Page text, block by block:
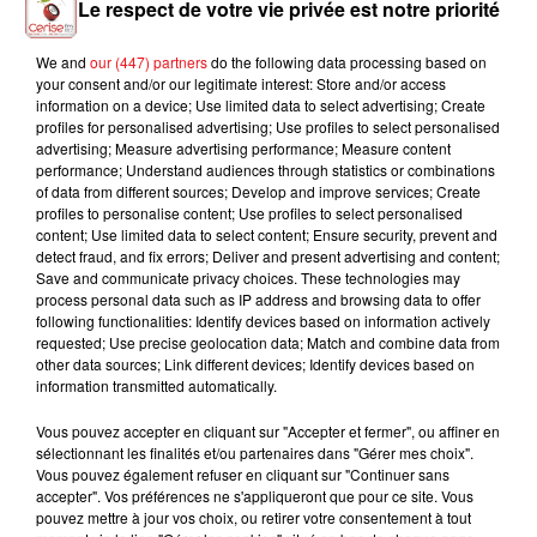
LOST FREQUENCIES
Are You With Me
TEMPER CITY
Self Aware
THE CORRS
Only When I Sleep
L'HOROSCOPE
Bélier Taureau Gémeaux
Le respect de votre vie privée est notre priorité
We and our (447) partnersdo the following data processing based on
your consent and/or our legitimate interest: Store and/or access
information on a device; Use limited data to select advertising; Create
profiles for personalised advertising; Use profiles to select personalised
advertising; Measure advertising performance; Measure content
performance; Understand audiences through statistics or combinations
of data from different sources; Develop and improve services; Create
profiles to personalise content; Use profiles to select personalised
content; Use limited data to select content; Ensure security, prevent and
detect fraud, and fix errors; Deliver and present advertising and content;
Save and communicate privacy choices. These technologies may
process personal data such as IP address and browsing data to offer
following functionalities: Identify devices based on information actively
requested; Use precise geolocation data; Match and combine data from
other data sources; Link different devices; Identify devices based on
information transmitted automatically.
Vous pouvez accepter en cliquant sur "Accepter et fermer", ou affiner en
sélectionnant les finalités et/ou partenaires dans "Gérer mes choix".
Vous pouvez également refuser en cliquant sur "Continuer sans
accepter". Vos préférences ne s'appliqueront que pour ce site. Vous
pouvez mettre à jour vos choix, ou retirer votre consentement à tout